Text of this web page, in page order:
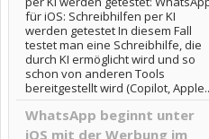
für iOS: Schreibhilfen per KI
werden getestet In diesem Fall
testet man eine Schreibhilfe, die
durch KI ermöglicht wird und so
schon von anderen Tools
bereitgestellt wird (Copilot,
WhatsApp beginnt unter
iOS mit der Werbung im